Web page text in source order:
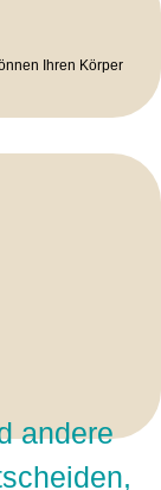
Ihren Körper
andere